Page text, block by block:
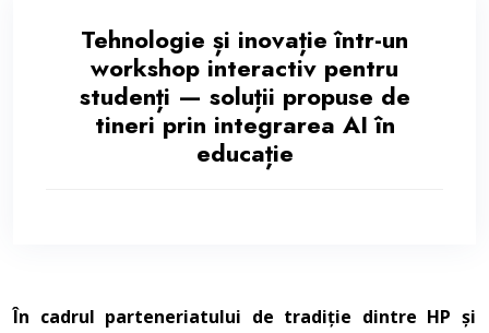
Tehnologie și inovație într-un
workshop interactiv pentru
studenți — soluții propuse de
tineri prin integrarea AI în
educație
În cadrul parteneriatului de tradiție dintre HP și